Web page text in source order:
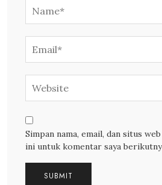
Simpan nama, email, dan situs
ini untuk komentar saya